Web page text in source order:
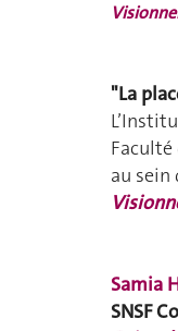
"La
L’
au sein
Samia
SNSF